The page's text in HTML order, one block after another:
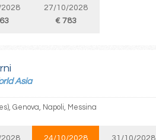
27/10/2028
€ 783
Asia
Genova, Napoli, Messina
24/10/2028
31/10/2028